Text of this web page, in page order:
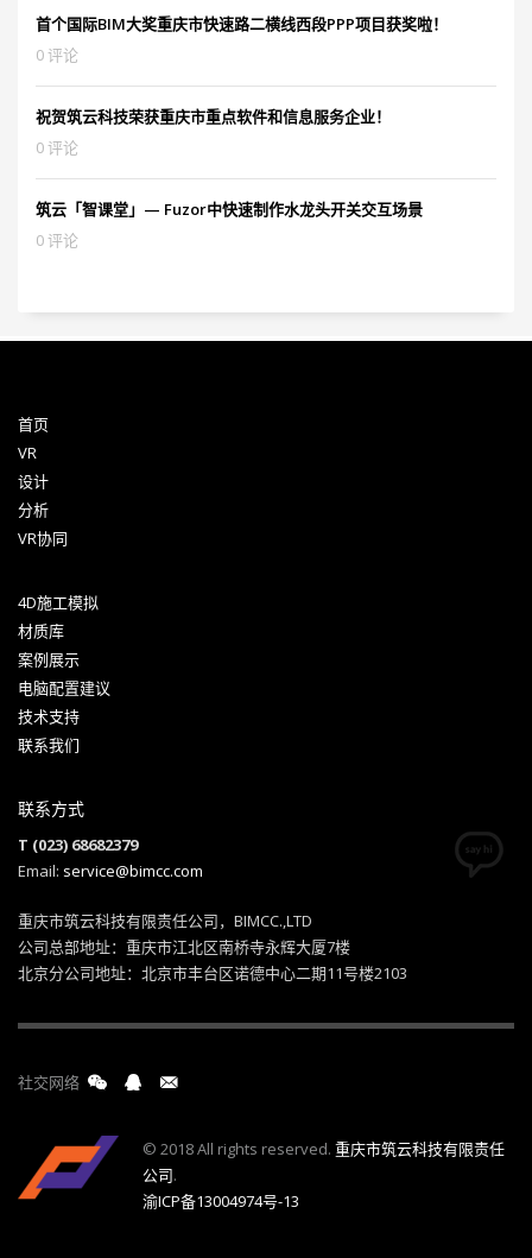
首个国际BIM大奖重庆市快速路二横线西段PPP项目获奖啦！
0 评论
祝贺筑云科技荣获重庆市重点软件和信息服务企业！
0 评论
筑云「智课堂」— Fuzor中快速制作水龙头开关交互场景
0 评论
首页
VR
设计
分析
VR协同
4D施工模拟
材质库
案例展示
电脑配置建议
技术支持
联系我们
联系方式
T (023) 68682379
Email: service@bimcc.com
重庆市筑云科技有限责任公司，BIMCC.,LTD
公司总部地址：重庆市江北区南桥寺永辉大厦7楼
北京分公司地址：北京市丰台区诺德中心二期11号楼2103
社交网络
© 2018 All rights reserved. 重庆市筑云科技有限责任
公司.
渝ICP备13004974号-13